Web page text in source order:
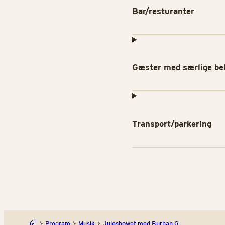
Bar/resturanter
Gæster med særlige
Transport/parkering